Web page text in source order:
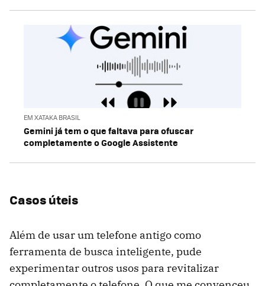
EM XATAKA BRASIL
Gemini já tem o que faltava para ofuscar
completamente o Google Assistente
Casos úteis
Além de usar um telefone antigo como
ferramenta de busca inteligente, pude
experimentar outros usos para revitalizar